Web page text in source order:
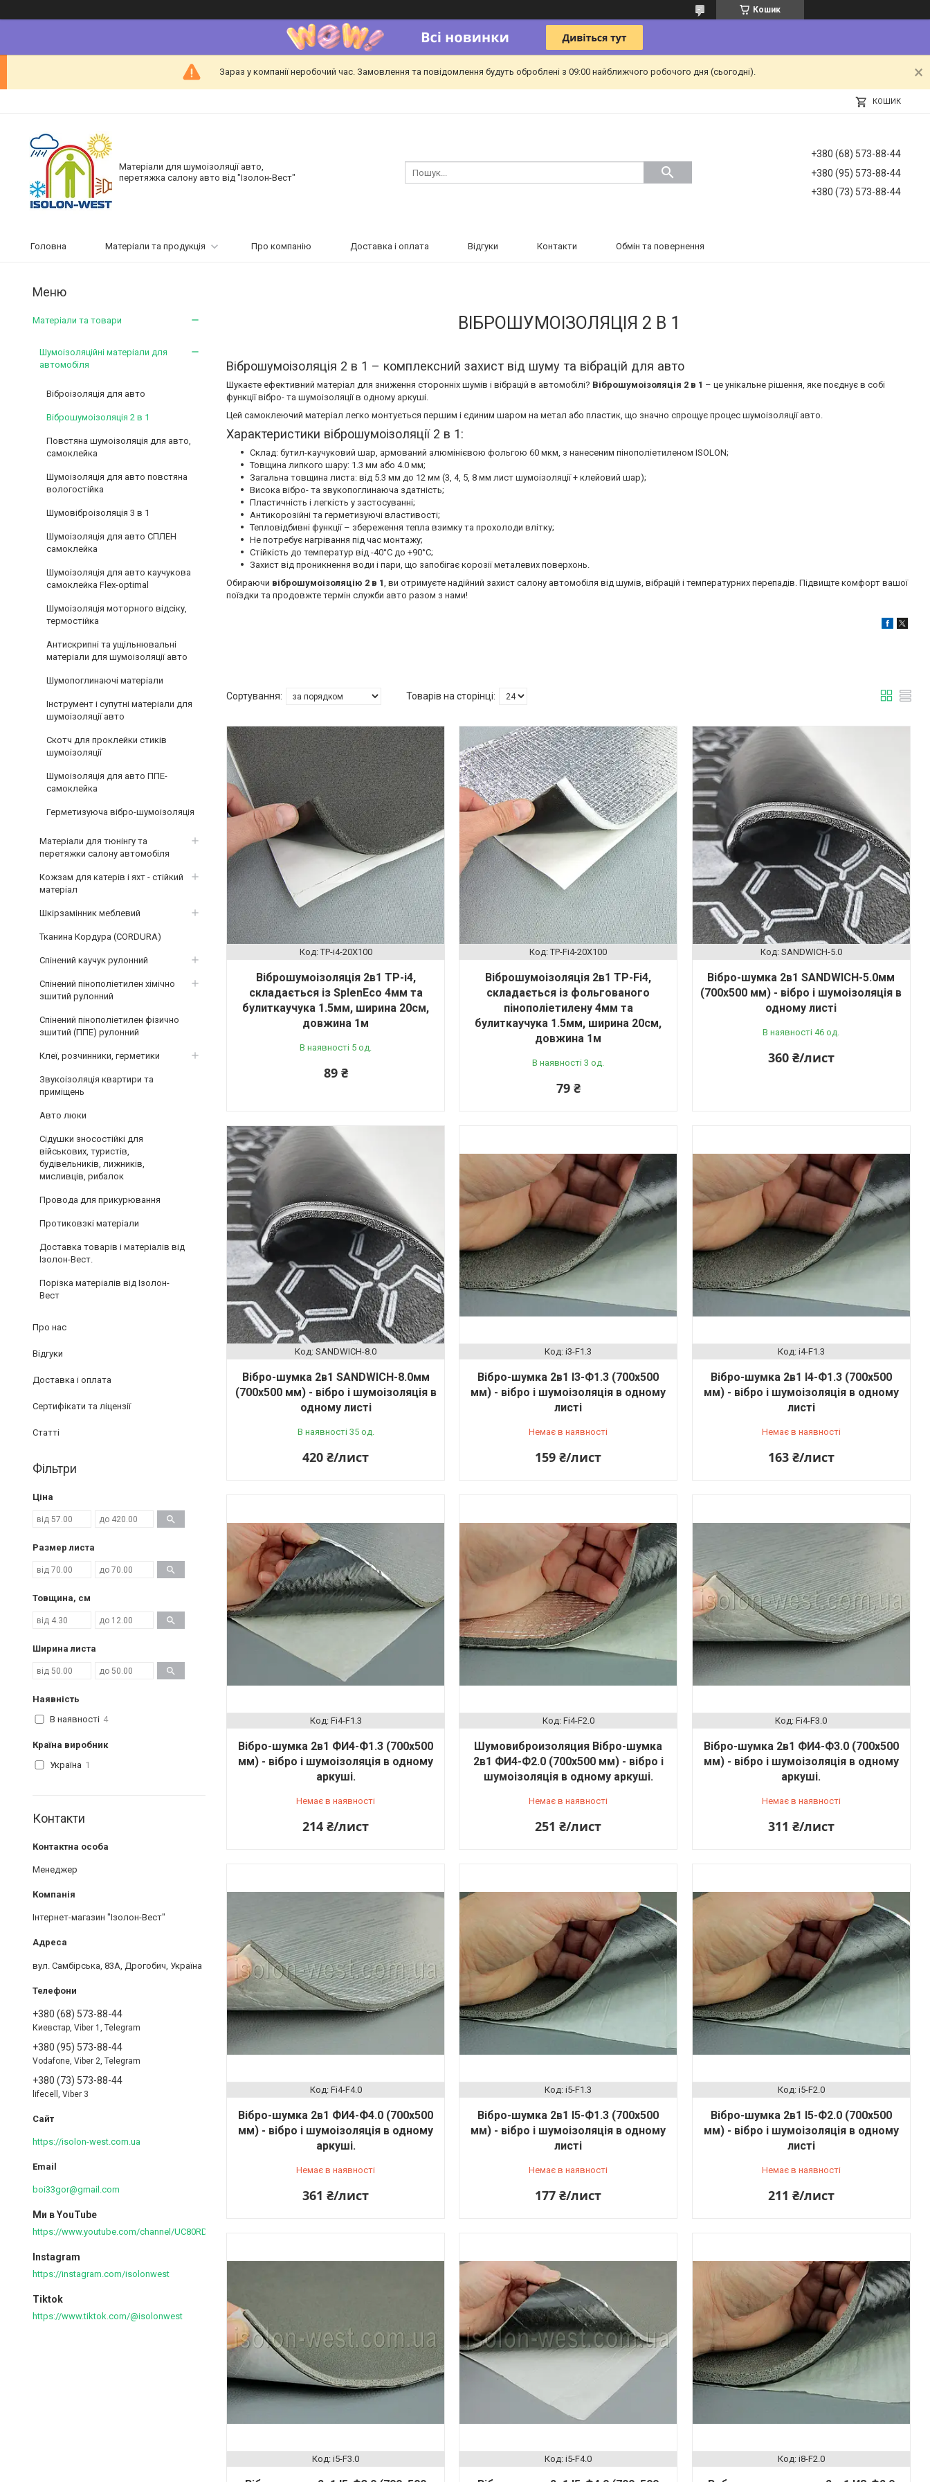
Кошик
Зараз у компанії неробочий час. Замовлення та повідомлення будуть оброблені з 09:00 найближчого робочого дня (сьогодні).
КОШИК
Матеріали для шумоізоляції авто,
перетяжка салону авто від "Ізолон-Вест"
+380 (68) 573-88-44
+380 (95) 573-88-44
+380 (73) 573-88-44
Головна Матеріали та продукція Про компанію Доставка і оплата Відгуки Контакти Обмін та повернення
ВІБРОШУМОІЗОЛЯЦІЯ 2 В 1
Віброшумоізоляція 2 в 1 – комплексний захист від шуму та вібрацій для авто
Шукаєте ефективний матеріал для зниження сторонніх шумів і вібрацій в автомобілі? Віброшумоізоляція 2 в 1 – це унікальне рішення, яке поєднує в собі
функції вібро- та шумоізоляції в одному аркуші.
Цей самоклеючий матеріал легко монтується першим і єдиним шаром на метал або пластик, що значно спрощує процес шумоізоляції авто.
Характеристики віброшумоізоляції 2 в 1:
Склад: бутил-каучуковий шар, армований алюмінієвою фольгою 60 мкм, з нанесеним пінополіетиленом ISOLON;
Товщина липкого шару: 1.3 мм або 4.0 мм;
Загальна товщина листа: від 5.3 мм до 12 мм (3, 4, 5, 8 мм лист шумоізоляції + клейовий шар);
Висока вібро- та звукопоглинаюча здатність;
Пластичність і легкість у застосуванні;
Антикорозійні та герметизуючі властивості;
Тепловідбивні функції – збереження тепла взимку та прохолоди влітку;
Не потребує нагрівання під час монтажу;
Стійкість до температур від -40°C до +90°C;
Захист від проникнення води і пари, що запобігає корозії металевих поверхонь.
Обираючи віброшумоізоляцію 2 в 1, ви отримуєте надійний захист салону автомобіля від шумів, вібрацій і температурних перепадів. Підвищте комфорт вашої
поїздки та продовжте термін служби авто разом з нами!
TP-i4-20X100
Віброшумоізоляція 2в1 TP-i4,
складається із SplenEco 4мм та
булиткаучука 1.5мм, ширина 20см,
довжина 1м
В наявності 5 од.
89 ₴
TP-Fi4-20X100
Віброшумоізоляція 2в1 TP-Fi4,
складається із фольгованого
пінополіетилену 4мм та
булиткаучука 1.5мм, ширина 20см,
довжина 1м
В наявності 3 од.
79 ₴
SANDWICH-5.0
Вібро-шумка 2в1 SANDWICH-5.0мм
(700х500 мм) - вібро і шумоізоляція в
одному листі
В наявності 46 од.
360 ₴/лист
SANDWICH-8.0
Вібро-шумка 2в1 SANDWICH-8.0мм
(700х500 мм) - вібро і шумоізоляція в
одному листі
В наявності 35 од.
420 ₴/лист
i3-F1.3
Вібро-шумка 2в1 І3-Ф1.3 (700х500
мм) - вібро і шумоізоляція в одному
листі
Немає в наявності
159 ₴/лист
i4-F1.3
Вібро-шумка 2в1 І4-Ф1.3 (700х500
мм) - вібро і шумоізоляція в одному
листі
Немає в наявності
163 ₴/лист
Fi4-F1.3
Вібро-шумка 2в1 ФИ4-Ф1.3 (700х500
мм) - вібро і шумоізоляція в одному
аркуші.
Немає в наявності
214 ₴/лист
Fi4-F2.0
Шумовиброизоляция Вібро-шумка
2в1 ФИ4-Ф2.0 (700х500 мм) - вібро і
шумоізоляція в одному аркуші.
Немає в наявності
251 ₴/лист
Fi4-F3.0
Вібро-шумка 2в1 ФИ4-Ф3.0 (700х500
мм) - вібро і шумоізоляція в одному
аркуші.
Немає в наявності
311 ₴/лист
Fi4-F4.0
Вібро-шумка 2в1 ФИ4-Ф4.0 (700х500
мм) - вібро і шумоізоляція в одному
аркуші.
Немає в наявності
361 ₴/лист
i5-F1.3
Вібро-шумка 2в1 І5-Ф1.3 (700х500
мм) - вібро і шумоізоляція в одному
листі
Немає в наявності
177 ₴/лист
i5-F2.0
Вібро-шумка 2в1 І5-Ф2.0 (700х500
мм) - вібро і шумоізоляція в одному
листі
Немає в наявності
211 ₴/лист
i5-F3.0 i5-F4.0 i8-F2.0
Матеріали та товари
Шумоізоляційні матеріали для
автомобіля
Віброізоляція для авто
Віброшумоізоляція 2 в 1
Повстяна шумоізоляція для авто,
самоклейка
Шумоізоляція для авто повстяна
вологостійка
Шумовіброізоляція 3 в 1
Шумоізоляція для авто СПЛЕН
самоклейка
Шумоізоляція для авто каучукова
самоклейка Flex-optimal
Шумоізоляція моторного відсіку,
термостійка
Антискрипні та ущільнювальні
матеріали для шумоізоляції авто
Шумопоглинаючі матеріали
Інструмент і супутні матеріали для
шумоізоляції авто
Скотч для проклейки стиків
шумоізоляції
Шумоізоляція для авто ППЕ-
самоклейка
Герметизуюча вібро-шумоізоляція
Матеріали для тюнінгу та
перетяжки салону автомобіля
Кожзам для катерів і яхт - стійкий
матеріал
Шкірзамінник меблевий
Тканина Кордура (CORDURA)
Спінений каучук рулонний
Спінений пінополіетилен хімічно
зшитий рулонний
Спінений пінополіетилен фізично
зшитий (ППЕ) рулонний
Клеї, розчинники, герметики
Звукоізоляція квартири та
приміщень
Авто люки
Сідушки зносостійкі для
військових, туристів,
будівельників, лижників,
мисливців, рибалок
Провода для прикурювання
Протиковзкі матеріали
Доставка товарів і матеріалів від
Ізолон-Вест.
Порізка матеріалів від Ізолон-
Вест
Про нас
Відгуки
Доставка і оплата
Сертифікати та ліцензії
Статті
Фільтри
Ціна
Размер листа
Товщина, см
Ширина листа
Наявність
В наявності 4
Країна виробник
Україна 1
Контакти
Менеджер
Інтернет-магазин "Ізолон-Вест"
вул. Самбірська, 83А, Дрогобич, Україна
+380 (68) 573-88-44
Киевстар, Viber 1, Telegram
+380 (95) 573-88-44
Vodafone, Viber 2, Telegram
+380 (73) 573-88-44
lifecell, Viber 3
https://isolon-west.com.ua
boi33gor@gmail.com
Ми в YouTube
https://www.youtube.com/channel/UC80RDkVIPilkJjlnPOE3M6Q
Instagram
https://instagram.com/isolonwest
Tiktok
https://www.tiktok.com/@isolonwest